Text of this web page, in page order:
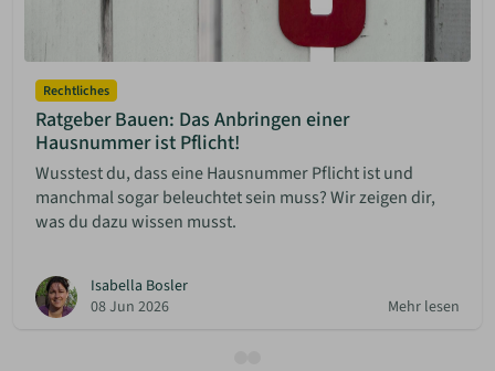
Rechtliches
Ratgeber Bauen: Das Anbringen einer
Hausnummer ist Pflicht!
Wusstest du, dass eine Hausnummer Pflicht ist und
manchmal sogar beleuchtet sein muss? Wir zeigen dir,
was du dazu wissen musst.
Isabella Bosler
08 Jun 2026
Mehr lesen